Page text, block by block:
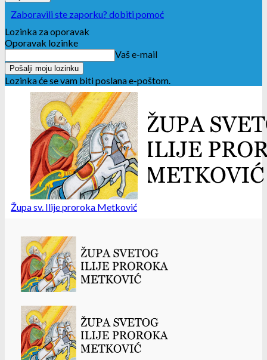
Zaboravili ste zaporku? dobiti pomoć
Lozinka za oporavak
Oporavak lozinke
Vaš e-mail
Lozinka će se vam biti poslana e-poštom.
Župa sv. Ilije proroka Metković